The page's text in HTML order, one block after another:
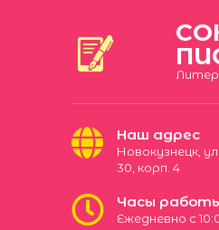
Наш адрес
Новокузнецк,
30, корп. 4
Часы
Ежедневно с